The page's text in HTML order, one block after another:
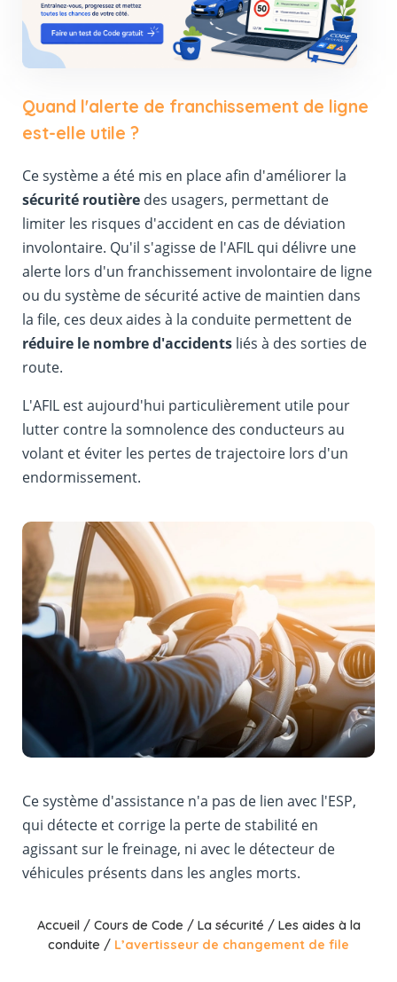
Quand l'alerte de franchissement de ligne
est-elle utile ?
Ce système a été mis en place afin d'améliorer la
sécurité routièredes usagers, permettant de
limiter les risques d'accident en cas de déviation
involontaire. Qu'il s'agisse de l'AFIL qui délivre une
alerte lors d'un franchissement involontaire de ligne
ou du système de sécurité active de maintien dans
la file, ces deux aides à la conduite permettent de
réduire le nombre d'accidentsliés à des sorties de
route.
L'AFIL est aujourd'hui particulièrement utile pour
lutter contre la somnolence des conducteurs au
volant et éviter les pertes de trajectoire lors d'un
endormissement.
Ce système d'assistance n'a pas de lien avec l'ESP,
qui détecte et corrige la perte de stabilité en
agissant sur le freinage, ni avec le détecteur de
véhicules présents dans les angles morts.
Accueil/ Cours de Code / La sécurité / Les aides à la
conduite / L’avertisseur de changement de file